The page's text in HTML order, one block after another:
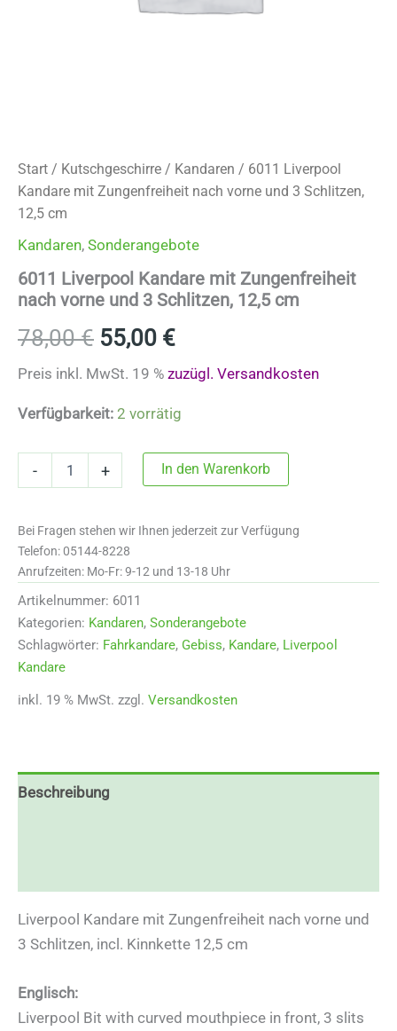
Start / Kutschgeschirre / Kandaren / 6011 Liverpool
Kandare mit Zungenfreiheit nach vorne und 3 Schlitzen,
12,5 cm
Kandaren, Sonderangebote
6011 Liverpool Kandare mit Zungenfreiheit
nach vorne und 3 Schlitzen, 12,5 cm
78,00€ Ursprünglicher
Preis
war:
78,00 €
55,00 €Aktueller
Preis
ist:
55,00 €.
Preis inkl. MwSt. 19 % zuzügl. Versandkosten
Verfügbarkeit: 2 vorrätig
-
Zungenfreiheit
nach
vorne
und
3
Schlitzen,
12,5
Menge
+ In den Warenkorb
Bei Fragen stehen wir Ihnen jederzeit zur Verfügung
Telefon: 05144-8228
Anrufzeiten: Mo-Fr: 9-12 und 13-18 Uhr
Artikelnummer: 6011
Kategorien: Kandaren, Sonderangebote
Schlagwörter: Fahrkandare, Gebiss, Kandare, Liverpool
Kandare
inkl. 19 % MwSt. zzgl. Versandkosten
Beschreibung
Liverpool Kandare mit Zungenfreiheit nach vorne und
3 Schlitzen, incl. Kinnkette 12,5 cm
Englisch:
Liverpool Bit with curved mouthpiece in front, 3 slits